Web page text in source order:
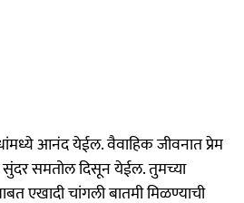
आनंद येईल. वैवाहिक जीवनात प्रेम
समतोल दिसून येईल. तुमच्या
एखादी चांगली बातमी मिळण्याची